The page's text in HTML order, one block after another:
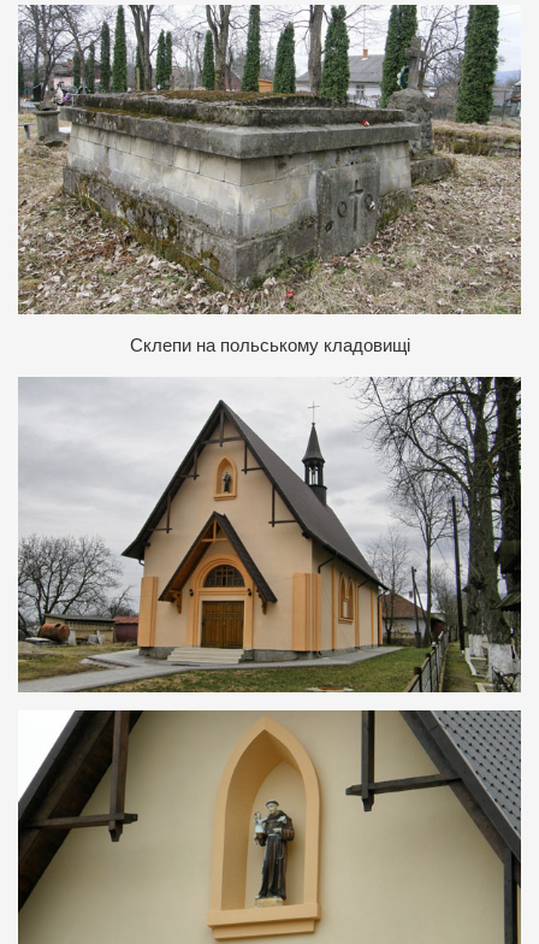
Склепи на польському кладовищі